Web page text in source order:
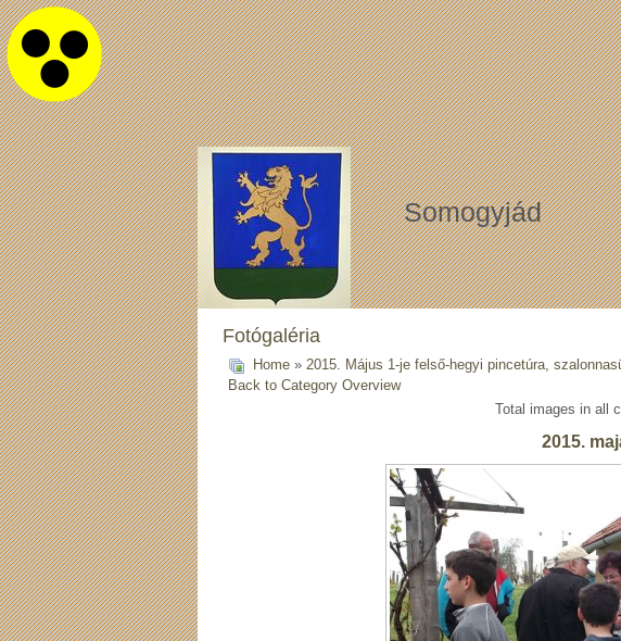
Somogyjád
Fotógaléria
Home » 2015. Május 1-je felső-hegyi pincetúra,
Back to Category Overview
Total images in all
2015.